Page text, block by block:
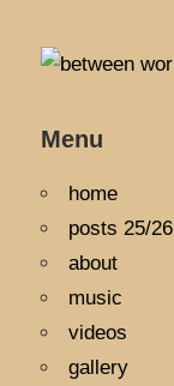
Menu
home
posts 25/26
about
music
videos
gallery